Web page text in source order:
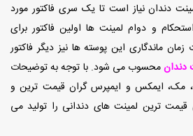
دندان نیاز است تا یک سری فاکتور مورد
و دوام لمینت ها اولین فاکتور برای
ماندگاری این پوسته ها نیز دیگر فاکتور
دندانمحسوب می شود. با توجه به توضیحات
مک، ایمکس و ایمپرس گران قیمت ترین و
قیمت ترین لمینت های دندانی را تولید می